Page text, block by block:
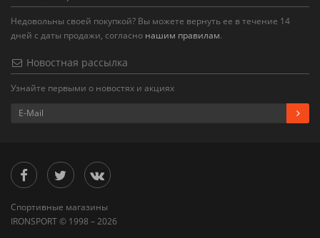
Недовольны своей покупкой? Вы можете вернуть ее в течение 14
дней с даты продажи, согласно нашим правилам.
Новостная рассылка
Узнайте первыми о новостях и акциях
Спортивные магазины
IRONSPORT © 1998 – 2026